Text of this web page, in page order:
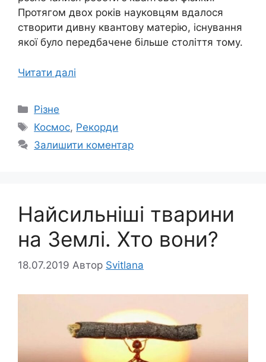
Протягом двох років науковцям вдалося
створити дивну квантову матерію, існування
якої було передбачене більше століття тому.
Читати далі
Категорії
Різне
Позначки
Космос, Рекорди
Залишити коментар
Найсильніші тварини
на Землі. Хто вони?
18.07.2019 Автор Svitlana